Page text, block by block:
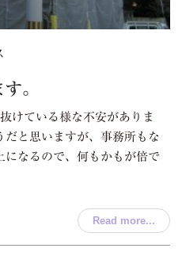
。
けている様な不安がありま
と思いますが、事務所もな
になるので、何もかもが倍で
Read more...